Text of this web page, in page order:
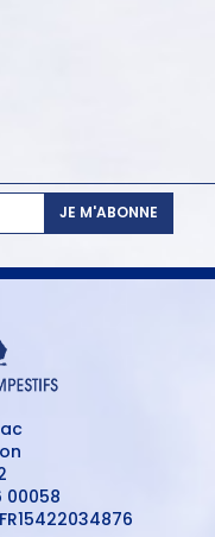
JE M'ABONNE
00058